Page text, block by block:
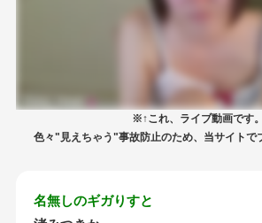
※↑これ、ライブ動画です。
色々"見えちゃう"事故防止のため、当サイトで
名無しのギガりすと